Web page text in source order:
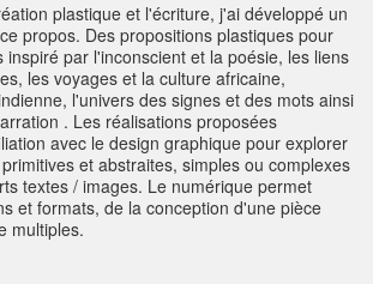
plastique et l'écriture, j'ai développé un
propos. Des propositions plastiques pour
par l'inconscient et la poésie, les liens
les voyages et la culture africaine,
l'univers des signes et des mots ainsi
. Les réalisations proposées
avec le design graphique pour explorer
et abstraites, simples ou complexes
textes / images. Le numérique permet
et formats, de la conception d'une pièce
multiples.